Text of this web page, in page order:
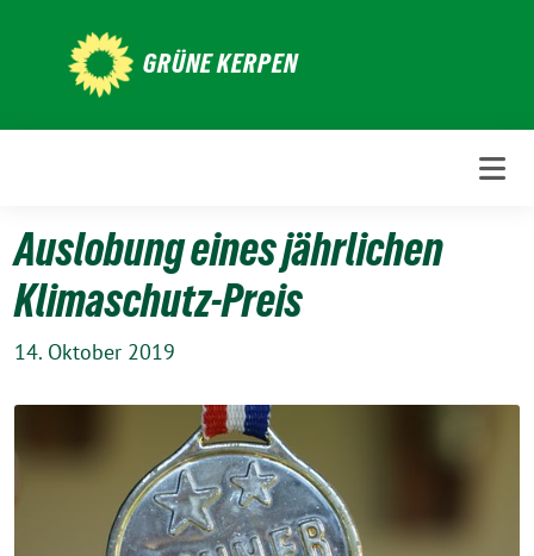
GRÜNE KERPEN
Auslobung eines jährlichen
Klimaschutz-Preis
14. Oktober 2019